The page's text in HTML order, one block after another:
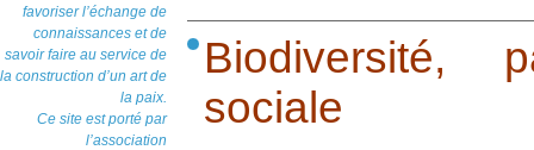
favoriser l’échange de
connaissances et de
savoir faire au service de
la construction d’un art de
la paix.
Ce site est porté par
l’association
Biodiversité,
sociale